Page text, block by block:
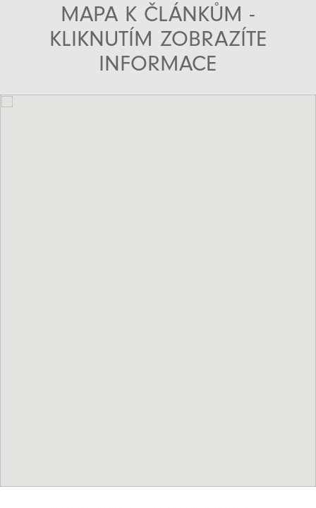
MAPA K ČLÁNKŮM -
KLIKNUTÍM ZOBRAZÍTE
INFORMACE